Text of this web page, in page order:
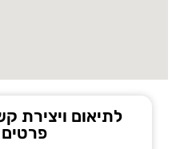
לתיאום ויצירת